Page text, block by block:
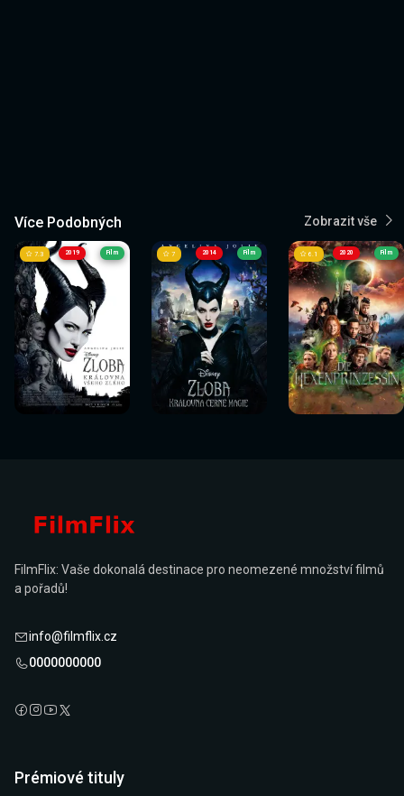
Více Podobných Zobrazit vše
2019
Sledovat
nyní
7.3 Film
Sledovat
nyní
2014
Sledovat
nyní
7 Film
Sledovat
nyní
2020
Sledovat
nyní
6.1 Film
Sledovat
nyní
FilmFlix: Vaše dokonalá destinace pro neomezené množství filmů
a pořadů!
info@filmflix.cz
0000000000
Prémiové tituly